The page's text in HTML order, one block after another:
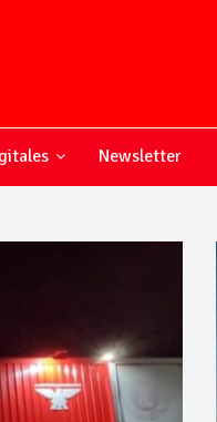
Newsletter